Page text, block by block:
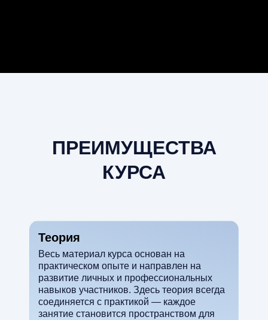
ПРЕИМУЩЕСТВА
КУРСА
Весь материал курса основан на
практическом опыте и направлен на
развитие личных и профессиональных
навыков участников. Здесь теория всегда
соединяется с практикой — каждое
занятие становится пространством для
Теория